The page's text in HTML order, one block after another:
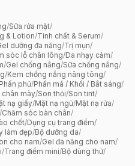
/Sữa rửa mặt/
& Lotion/Tinh chất & Serum/
dưỡng đa năng/Trị mụn/
sóc lỗ chân lông/Da nhạy cảm/
/Gel chống nắng/Sữa chống nắng/
/Kem chống nắng nâng tông/
Phấn phủ/Phấn má / Khối / Bắt sáng/
chân mày/Son thỏi/Son tint/
nạ giấy/Mặt nạ ngủ/Mặt nạ rửa/
/Chăm sóc bàn chân/
chết/Dụng cụ trang điểm/
làm đẹp/Bộ dưỡng da/
cho nam/Gel đa năng cho nam/
/Trang điểm mini/Bộ dùng thử/